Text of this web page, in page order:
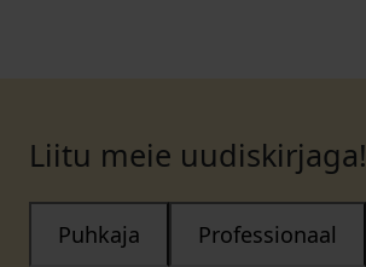
Liitu meie uudiskirjaga!
Puhkaja Professionaal